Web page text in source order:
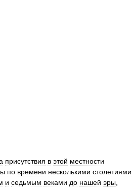
присутствия в этой местности
по времени несколькими столетиями
и седьмым веками до нашей эры